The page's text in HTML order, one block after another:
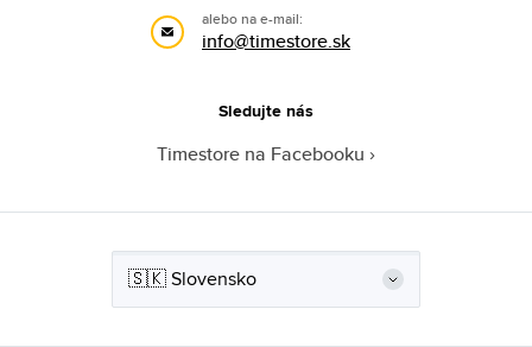
alebo na e-mail:
info@timestore.sk
Sledujte nás
Timestore na Facebooku